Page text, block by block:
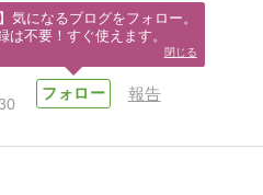
報告
気になるブログをフォロー。
は不要！すぐ使えます。
閉じる